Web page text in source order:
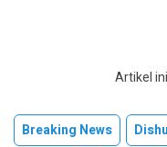
Artikel
Breaking News